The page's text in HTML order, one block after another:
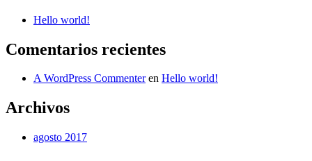
Hello world!
Comentarios recientes
A WordPress Commenteren Hello world!
Archivos
agosto 2017